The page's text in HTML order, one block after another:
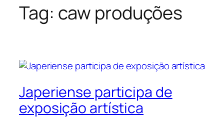
Tag: caw produções
Japeriense participa de
exposição artística